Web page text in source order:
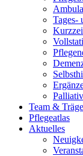
Tages-
Team &
Pflegeatlas
Aktuelles